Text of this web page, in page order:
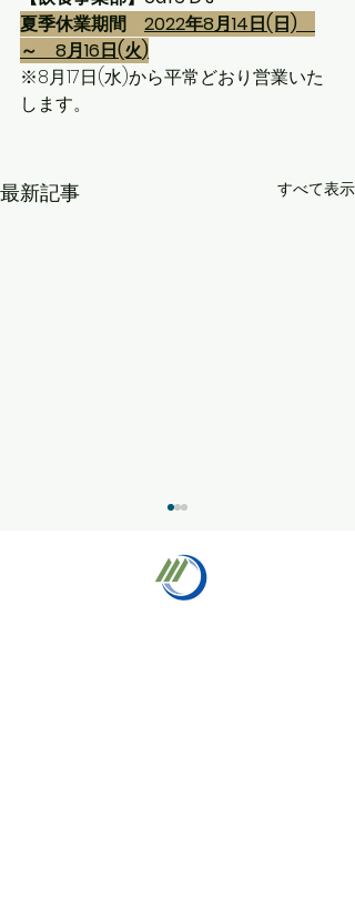
夏季休業期間 2022年8月14日(日)
～　8月16日(火)
※8月17日(水)から平常どおり営業いた
します。
最新記事 すべて表示